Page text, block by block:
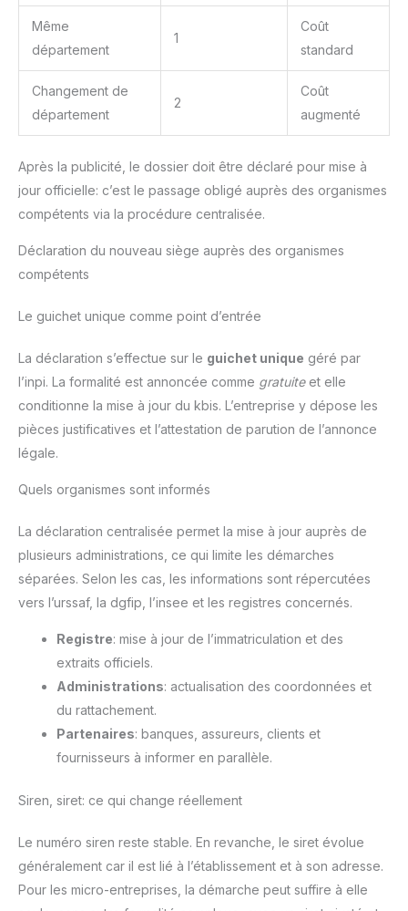
Même
département
1
Coût
standard
Changement de
département
2
Coût
augmenté
Après la publicité, le dossier doit être déclaré pour mise à
jour officielle: c’est le passage obligé auprès des organismes
compétents via la procédure centralisée.
Déclaration du nouveau siège auprès des organismes
compétents
Le guichet unique comme point d’entrée
La déclaration s’effectue sur le guichet unique géré par
l’inpi. La formalité est annoncée comme gratuiteet elle
conditionne la mise à jour du kbis. L’entreprise y dépose les
pièces justificatives et l’attestation de parution de l’annonce
légale.
Quels organismes sont informés
La déclaration centralisée permet la mise à jour auprès de
plusieurs administrations, ce qui limite les démarches
séparées. Selon les cas, les informations sont répercutées
vers l’urssaf, la dgfip, l’insee et les registres concernés.
Registre: mise à jour de l’immatriculation et des
extraits officiels.
Administrations: actualisation des coordonnées et
du rattachement.
Partenaires: banques, assureurs, clients et
fournisseurs à informer en parallèle.
Siren, siret: ce qui change réellement
Le numéro siren reste stable. En revanche, le siret évolue
généralement car il est lié à l’établissement et à son adresse.
Pour les micro-entreprises, la démarche peut suffire à elle